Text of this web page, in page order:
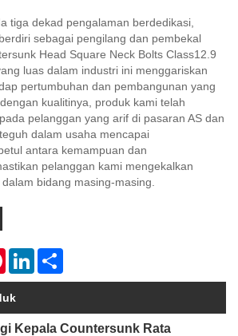
tiga dekad pengalaman berdedikasi,
sebagai pengilang dan pembekal
Head Square Neck Bolts Class12.9
luas dalam industri ini menggariskan
pertumbuhan dan pembangunan yang
kualitinya, produk kami telah
pelanggan yang arif di pasaran AS dan
dalam usaha mencapai
antara kemampuan dan
pelanggan kami mengekalkan
bidang masing-masing.
PinterestLinkedIn
Kepala Countersunk Rata